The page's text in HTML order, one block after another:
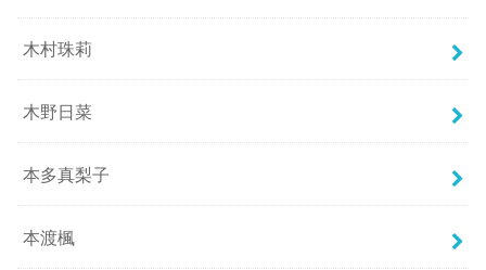
木村珠莉
木野日菜
本多真梨子
本渡楓